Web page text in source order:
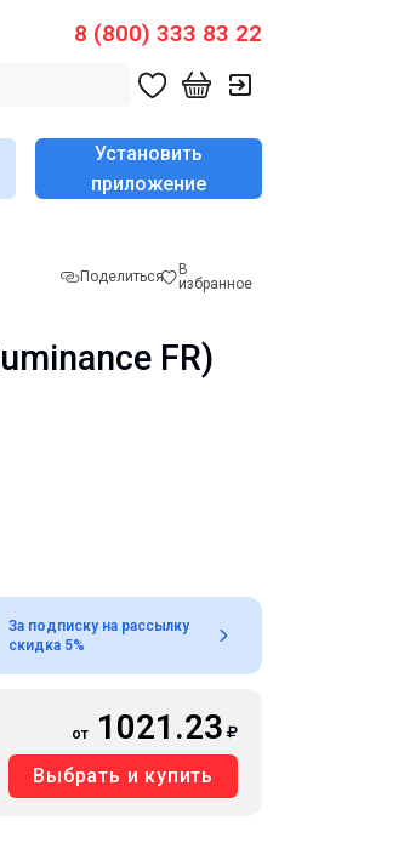
8 (800) 333 83 22
Установить
приложение
Поделиться
В
избранное
FR)
За подписку на рассылку
скидка 5%
от 1021.23
Выбрать и купить